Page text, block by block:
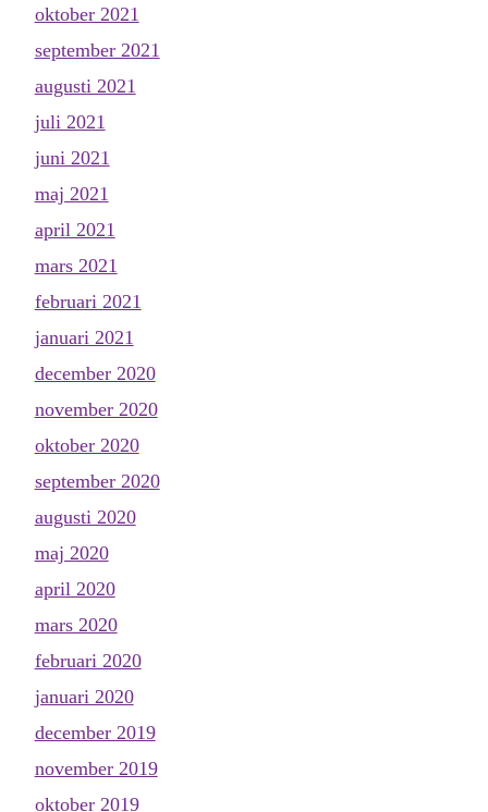
oktober 2021
september 2021
augusti 2021
juli 2021
juni 2021
maj 2021
april 2021
mars 2021
februari 2021
januari 2021
december 2020
november 2020
oktober 2020
september 2020
augusti 2020
maj 2020
april 2020
mars 2020
februari 2020
januari 2020
december 2019
november 2019
oktober 2019